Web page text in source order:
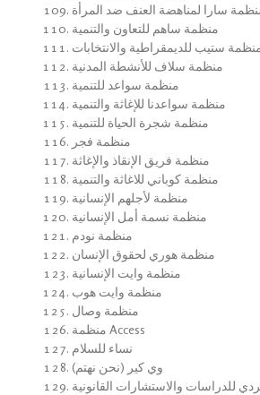
سارا لمناهضة العنف ضد المرأة
منظمة ساهم للتعاون والتنمية
ستيب للديمقراطية والانتخابات
منظمة سلاف للأنشطة المدنية
منظمة سواعد للتنمية
منظمة سواعدنا للإغاثة والتنمية
منظمة شجرة الحياة للتنمية
منظمة فجر
منظمة فريق الإنقاذ والإغاثة
منظمة كوباني للاغاثة والتنمية
منظمة لأجلهم الإنسانية
منظمة نسمة أمل الإنسانية
منظمة نودم
منظمة هوري لحقوق الإنسان
منظمة وايت الإنسانية
منظمة وايت هوب
منظمة وصال
منظمة Access
نساء للسلام
وي كير (نحن نهتم)
للدراسات والاستشارات القانونية